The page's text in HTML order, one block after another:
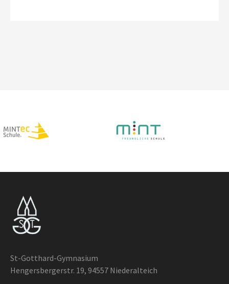
St-Gotthard-Gymnasium
Hengersbergerstr. 19, 94557 Niederalteich